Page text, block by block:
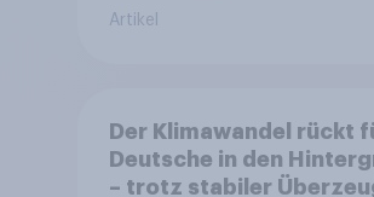
Artikel
Der Klimawandel rückt
Deutsche in den
– trotz stabiler